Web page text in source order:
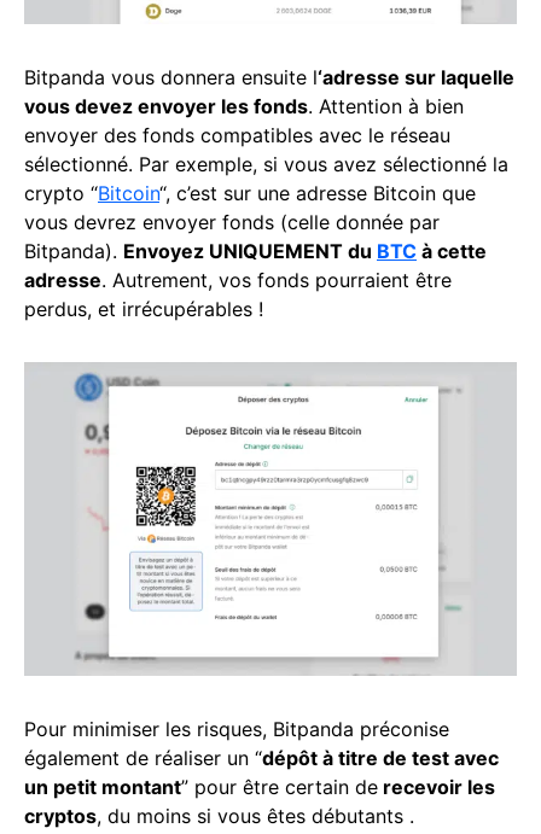
Bitpanda vous donnera ensuite l‘adresse sur laquelle
vous devez envoyer les fonds. Attention à bien
envoyer des fonds compatibles avec le réseau
sélectionné. Par exemple, si vous avez sélectionné la
crypto “Bitcoin“, c’est sur une adresse Bitcoin que
vous devrez envoyer fonds (celle donnée par
Bitpanda). Envoyez UNIQUEMENT du BTC à cette
adresse. Autrement, vos fonds pourraient être
perdus, et irrécupérables !
Pour minimiser les risques, Bitpanda préconise
également de réaliser un “dépôt à titre de test avec
un petit montant” pour être certain de recevoir les
cryptos, du moins si vous êtes débutants .